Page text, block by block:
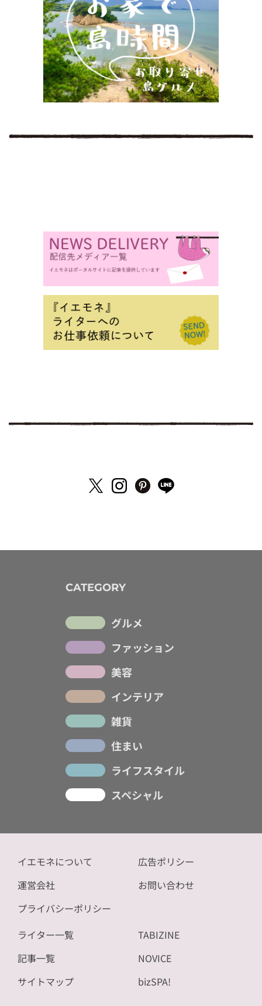
CATEGORY
グルメ
ファッション
美容
インテリア
雑貨
住まい
ライフスタイル
スペシャル
イエモネについて
運営会社
プライバシーポリシー
広告ポリシー
お問い合わせ
ライター一覧
記事一覧
サイトマップ
TABIZINE
NOVICE
bizSPA!